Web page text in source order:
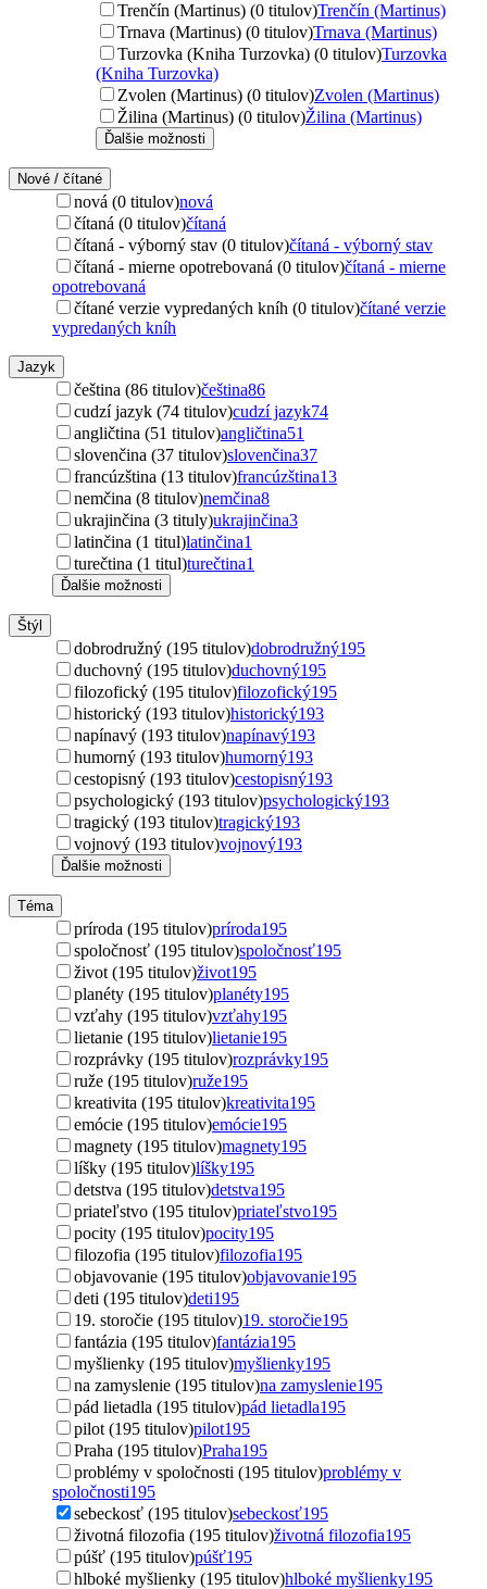
Trenčín (Martinus) (0 titulov)Trenčín (Martinus)
Trnava (Martinus) (0 titulov)Trnava (Martinus)
Turzovka (Kniha Turzovka) (0 titulov)Turzovka
(Kniha Turzovka)
Zvolen (Martinus) (0 titulov)Zvolen (Martinus)
Žilina (Martinus) (0 titulov)Žilina (Martinus)
Ďalšie možnosti
Nové / čítané
nová (0 titulov)nová
čítaná (0 titulov)čítaná
čítaná - výborný stav (0 titulov)čítaná - výborný stav
čítaná - mierne opotrebovaná (0 titulov)čítaná - mierne
opotrebovaná
čítané verzie vypredaných kníh (0 titulov)čítané verzie
vypredaných kníh
Jazyk
čeština (86 titulov)čeština86
cudzí jazyk (74 titulov)cudzí jazyk74
angličtina (51 titulov)angličtina51
slovenčina (37 titulov)slovenčina37
francúzština (13 titulov)francúzština13
nemčina (8 titulov)nemčina8
ukrajinčina (3 tituly)ukrajinčina3
latinčina (1 titul)latinčina1
turečtina (1 titul)turečtina1
Ďalšie možnosti
Štýl
dobrodružný (195 titulov)dobrodružný195
duchovný (195 titulov)duchovný195
filozofický (195 titulov)filozofický195
historický (193 titulov)historický193
napínavý (193 titulov)napínavý193
humorný (193 titulov)humorný193
cestopisný (193 titulov)cestopisný193
psychologický (193 titulov)psychologický193
tragický (193 titulov)tragický193
vojnový (193 titulov)vojnový193
Ďalšie možnosti
Téma
príroda (195 titulov)príroda195
spoločnosť (195 titulov)spoločnosť195
život (195 titulov)život195
planéty (195 titulov)planéty195
vzťahy (195 titulov)vzťahy195
lietanie (195 titulov)lietanie195
rozprávky (195 titulov)rozprávky195
ruže (195 titulov)ruže195
kreativita (195 titulov)kreativita195
emócie (195 titulov)emócie195
magnety (195 titulov)magnety195
líšky (195 titulov)líšky195
detstva (195 titulov)detstva195
priateľstvo (195 titulov)priateľstvo195
pocity (195 titulov)pocity195
filozofia (195 titulov)filozofia195
objavovanie (195 titulov)objavovanie195
deti (195 titulov)deti195
19. storočie (195 titulov)19. storočie195
fantázia (195 titulov)fantázia195
myšlienky (195 titulov)myšlienky195
na zamyslenie (195 titulov)na zamyslenie195
pád lietadla (195 titulov)pád lietadla195
pilot (195 titulov)pilot195
Praha (195 titulov)Praha195
problémy v spoločnosti (195 titulov)problémy v
spoločnosti195
sebeckosť (195 titulov)sebeckosť195
životná filozofia (195 titulov)životná filozofia195
púšť (195 titulov)púšť195
hlboké myšlienky (195 titulov)hlboké myšlienky195